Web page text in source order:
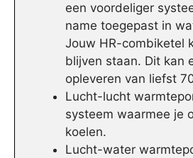
een voordeliger
name toegepast in
Jouw HR-combiketel
blijven staan. Dit kan
opleveren van liefst
Lucht-lucht
systeem waarmee je
koelen.
Lucht-water